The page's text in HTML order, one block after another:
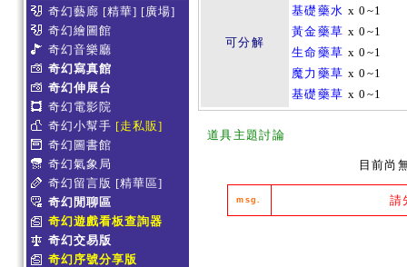
奇幻藝廊 [精華] [廣場]
奇幻繪圖館
奇幻音樂廳
奇幻寫真館
奇幻伸展台
奇幻電影院
奇幻小幫手 [走私販]
奇幻圖書館
奇幻氣象局
奇幻留言版 [精華區]
奇幻閒聊區
奇幻遊戲看板查詢器
奇幻交易版
奇幻序號分享版
可分解
基礎藥水 x 0~1
黃金藥草 x 0~1
生命藥草 x 0~1
魔力藥草 x 0~1
基礎藥草 x 0~1
道具主題討論
目前尚
msg. 請